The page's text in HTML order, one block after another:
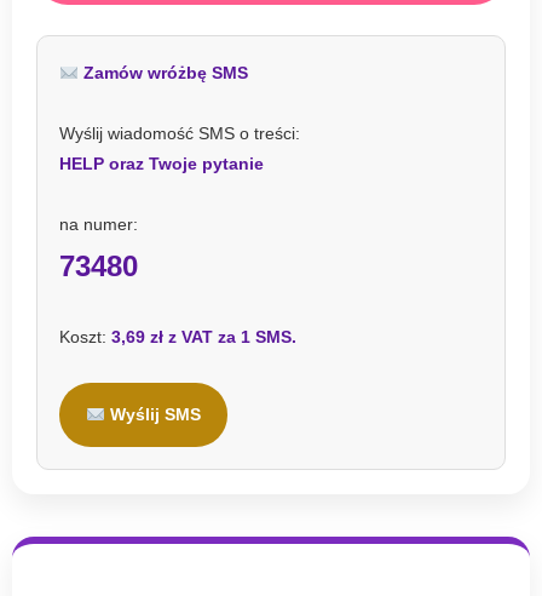
Zamów wróżbę SMS
Wyślij wiadomość SMS o treści:
HELP oraz Twoje pytanie
na numer:
73480
Koszt: 3,69 zł z VAT za 1 SMS.
Wyślij SMS